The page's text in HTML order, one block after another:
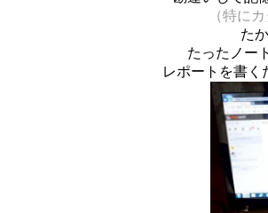
（特に
た
たったノー
レポートを書く